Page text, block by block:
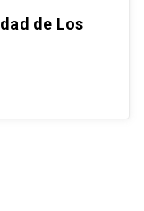
de Los